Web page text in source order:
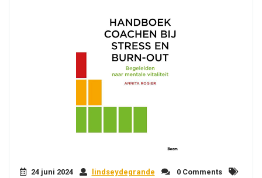
24 juni 2024 lindseydegrande
0 Comments